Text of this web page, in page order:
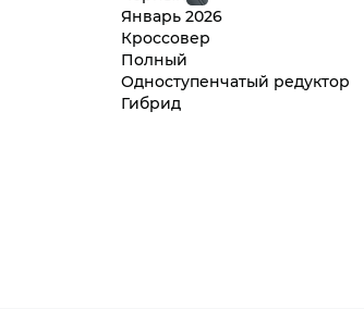
Январь 2026
Кроссовер
Полный
Одноступенчатый редуктор
Гибрид